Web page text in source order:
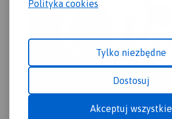
Polityka cookies
Tylko niezbędne
Dostosuj
Akceptuj wszystkie